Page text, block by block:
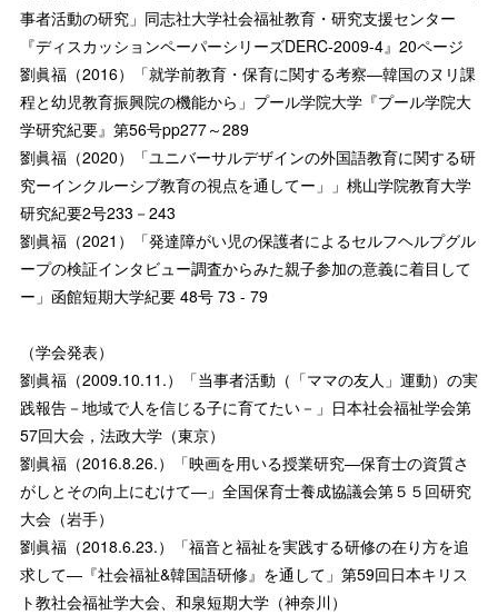
事者活動の研究」同志社大学社会福祉教育・研究支援センター
『ディスカッションペーパーシリーズDERC-2009-4』20ページ
劉眞福（2016）「就学前教育・保育に関する考察―韓国のヌリ課
程と幼児教育振興院の機能から」プール学院大学『プール学院大
学研究紀要』第56号pp277～289
劉眞福（2020）「ユニバーサルデザインの外国語教育に関する研
究ーインクルーシブ教育の視点を通してー」」桃山学院教育大学
研究紀要2号233－243
劉眞福（2021）「発達障がい児の保護者によるセルフヘルプグル
ープの検証インタビュー調査からみた親子参加の意義に着目して
ー」函館短期大学紀要 48号 73 - 79
（学会発表）
劉眞福（2009.10.11.）「当事者活動（「ママの友人」運動）の実
践報告－地域で人を信じる子に育てたい－」日本社会福祉学会第
57回大会，法政大学（東京）
劉眞福（2016.8.26.）「映画を用いる授業研究―保育士の資質さ
がしとその向上にむけて―」全国保育士養成協議会第５５回研究
大会（岩手）
劉眞福（2018.6.23.）「福音と福祉を実践する研修の在り方を追
求して―『社会福祉&韓国語研修』を通して」第59回日本キリス
ト教社会福祉学大会、和泉短期大学（神奈川）